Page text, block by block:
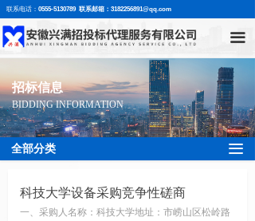
끀
网站首页
关于我们
- 公司简介
- 联系我们
招标信息
- 招标公告
联系电话： 0555-5130789 联系邮箱：3182256891@qq.com
科技大学设备采购竞争性磋商
一、采购人名称：科技大学地址：市崂山区松岭路
끀
全部分类
招标信息
BIDDING INFORMATION